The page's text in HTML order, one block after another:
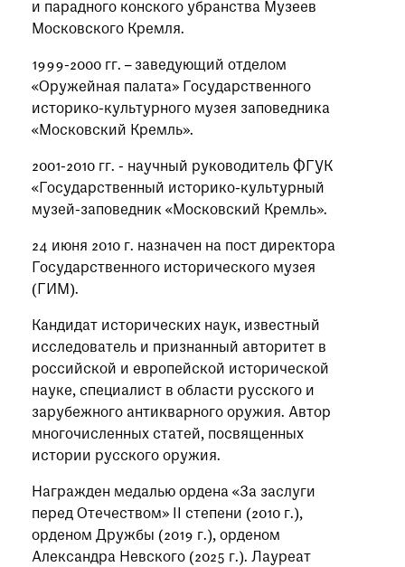
и парадного конского убранства Музеев
Московского Кремля.
1999-2000 гг. – заведующий отделом
«Оружейная палата» Государственного
историко-культурного музея заповедника
«Московский Кремль».
2001-2010 гг. - научный руководитель ФГУК
«Государственный историко-культурный
музей-заповедник «Московский Кремль».
24 июня 2010 г. назначен на пост директора
Государственного исторического музея
(ГИМ).
Кандидат исторических наук, известный
исследователь и признанный авторитет в
российской и европейской исторической
науке, специалист в области русского и
зарубежного антикварного оружия. Автор
многочисленных статей, посвященных
истории русского оружия.
Награжден медалью ордена «За заслуги
перед Отечеством» II степени (2010 г.),
орденом Дружбы (2019 г.), орденом
Александра Невского (2025 г.). Лауреат